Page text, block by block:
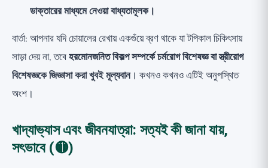
ডাক্তারের মাধ্যমে নেওয়া বাধ্যতামূলক।
বার্তা: আপনার যদি চোয়ালের রেখায় একগুঁয়ে ব্রণ থাকে যা টপিকাল চিকিৎসায়
সাড়া দেয় না, তবেহরমোনজনিত বিকল্প সম্পর্কে চর্মরোগ বিশেষজ্ঞ বা স্ত্রীরোগ
বিশেষজ্ঞকে জিজ্ঞাসা করা খুবই মূল্যবান। কখনও কখনও এটিই অনুপস্থিত
অংশ।
খাদ্যাভ্যাস এবং জীবনযাত্রা: সত্যই কী জানা যায়,
সৎভাবে (🟡)